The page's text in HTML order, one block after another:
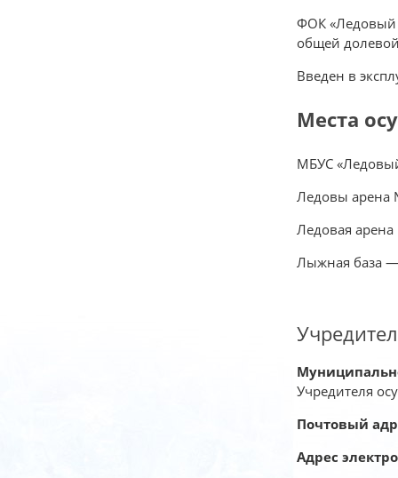
ФОК «Ледовый
общей
Введен в
Места
МБУС
Ледовы арена
Ледовая
Лыжная база —
Учредителя
Почтовый
Адрес